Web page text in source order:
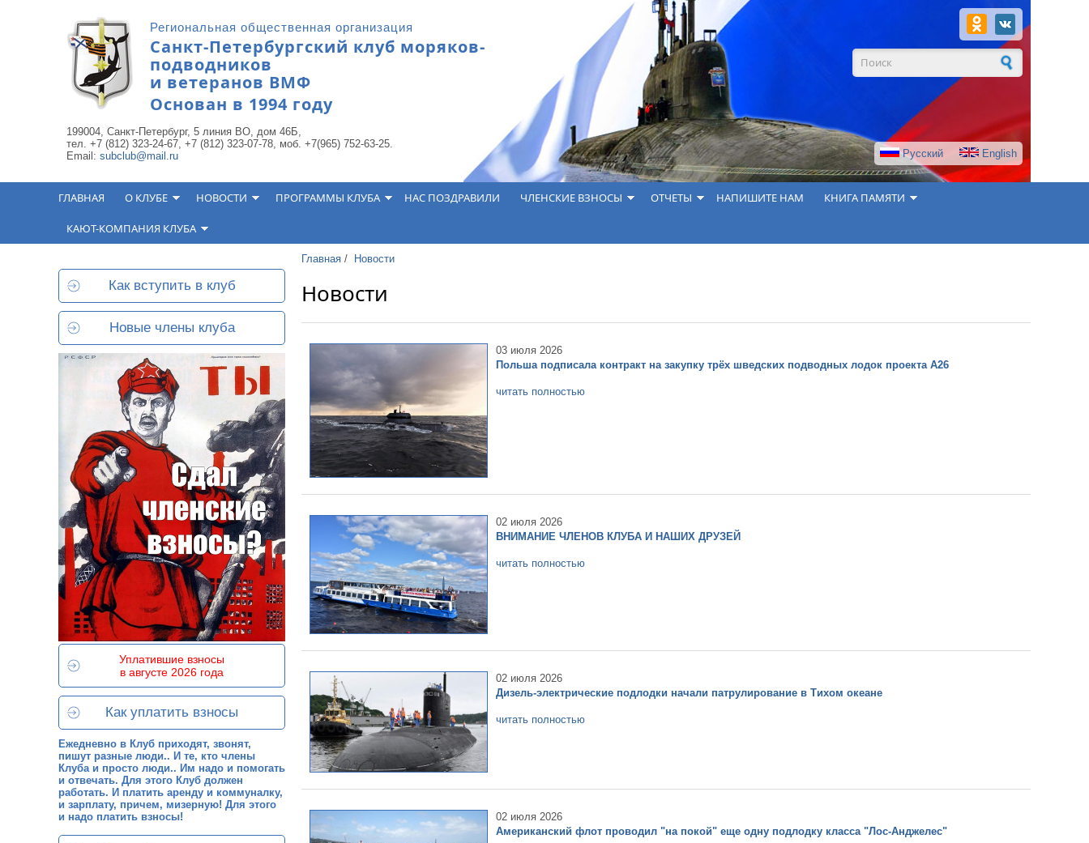
Региональная общественная организация
Санкт-Петербургский клуб моряков-
подводников
и ветеранов ВМФ
Основан в 1994 году
199004, Санкт-Петербург, 5 линия ВО, дом 46Б,
тел. +7 (812) 323-24-67, +7 (812) 323-07-78, моб. +7(965) 752-63-25.
Email: subclub@mail.ru
Форма поиска
Русский English
ГЛАВНАЯ О КЛУБЕ НОВОСТИ ПРОГРАММЫ КЛУБА НАС ПОЗДРАВИЛИ ЧЛЕНСКИЕ ВЗНОСЫ ОТЧЕТЫ НАПИШИТЕ НАМ КНИГА ПАМЯТИ
КАЮТ-КОМПАНИЯ КЛУБА
Главная / Новости
Новости
03 июля 2026
Польша подписала контракт на закупку трёх шведских подводных лодок проекта А26
читать полностью
02 июля 2026
ВНИМАНИЕ ЧЛЕНОВ КЛУБА И НАШИХ ДРУЗЕЙ
читать полностью
02 июля 2026
Дизель-электрические подлодки начали патрулирование в Тихом океане
читать полностью
02 июля 2026
Американский флот проводил "на покой" еще одну подлодку класса "Лос-Анджелес"
Как вступить в клуб
Новые члены клуба
Уплатившие взносы
в августе 2026 года
Как уплатить взносы
Ежедневно в Клуб приходят, звонят,
пишут разные люди.. И те, кто члены
Клуба и просто люди.. Им надо и помогать
и отвечать. Для этого Клуб должен
работать. И платить аренду и коммуналку,
и зарплату, причем, мизерную! Для этого
и надо платить взносы!